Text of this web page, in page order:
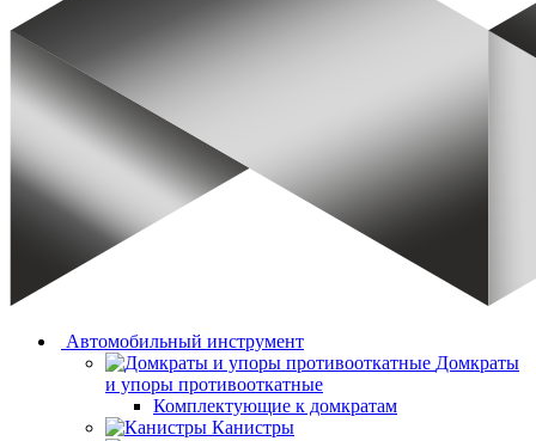
Автомобильный инструмент
Домкраты
и упоры противооткатные
Комплектующие к домкратам
Канистры